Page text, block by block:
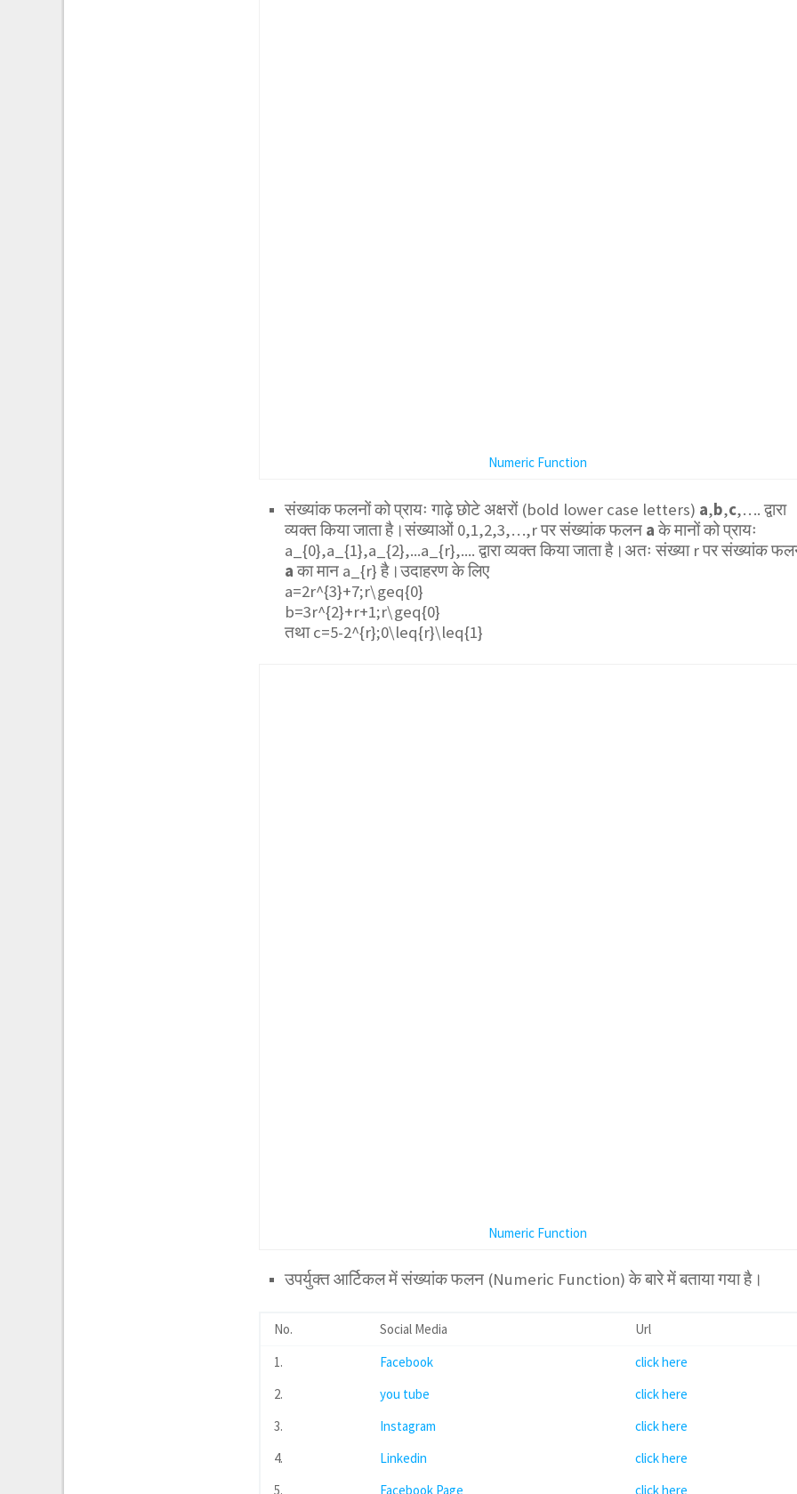
Numeric Function
संख्यांक फलनों को प्रायः गाढ़े छोटे अक्षरों (bold lower case letters) a,b,c,…. द्वारा
व्यक्त किया जाता है।संख्याओं 0,1,2,3,…,r पर संख्यांक फलन a के मानों को प्रायः
a_{0},a_{1},a_{2},...a_{r},.... द्वारा व्यक्त किया जाता है।अतः संख्या r पर संख्यांक
a का मान a_{r} है।उदाहरण के लिए
a=2r^{3}+7;r\geq{0}
b=3r^{2}+r+1;r\geq{0}
तथाc=5-2^{r};0\leq{r}\leq{1}
Numeric Function
उपर्युक्त आर्टिकल में संख्यांक फलन (Numeric Function) के बारे में बताया गया है।
No. Social Media
Url
1.
Facebook
click here
2.
you tube
click here
3.
Instagram
click here
4.
Linkedin
click here
5.
Facebook Page click here